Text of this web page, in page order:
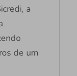
a
de um